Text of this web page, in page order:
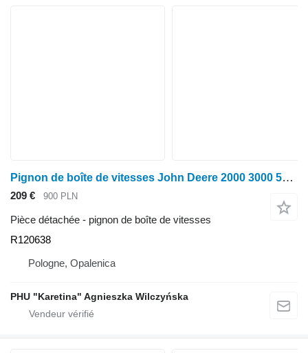
Pignon de boîte de vitesses John Deere 2000 3000 5000 6000 7000 6d 6rc 5E 5G 5GF 5GH 5GV 5M 5R Koło Zę R120638 pour tracteur John Deere 2000 3000 5000 6000 7000 6d 6rc 5E 5G 5GF 5GH 5GV 5M 5R
209 € 900 PLN
Pièce détachée - pignon de boîte de vitesses
R120638
Pologne, Opalenica
PHU "Karetina" Agnieszka Wilczyńska